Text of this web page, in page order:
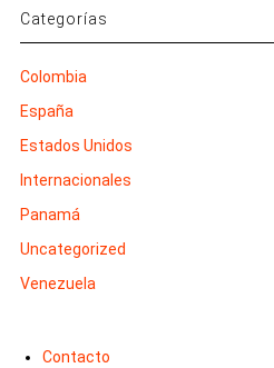
Categorías
Colombia
España
Estados Unidos
Internacionales
Panamá
Uncategorized
Venezuela
Contacto